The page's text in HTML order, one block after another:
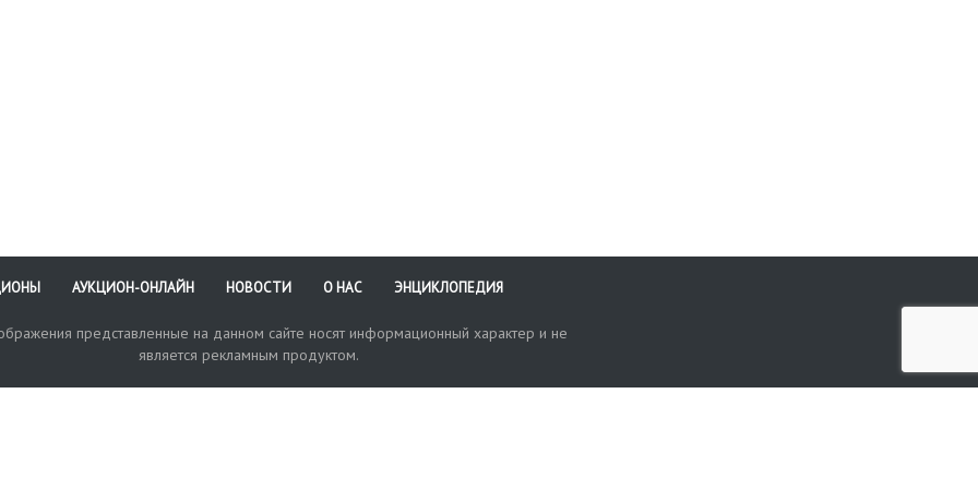
АУКЦИОН-ОНЛАЙН НОВОСТИ О НАС ЭНЦИКЛОПЕДИЯ
представленные на данном сайте носят информационный характер и не
является рекламным продуктом.